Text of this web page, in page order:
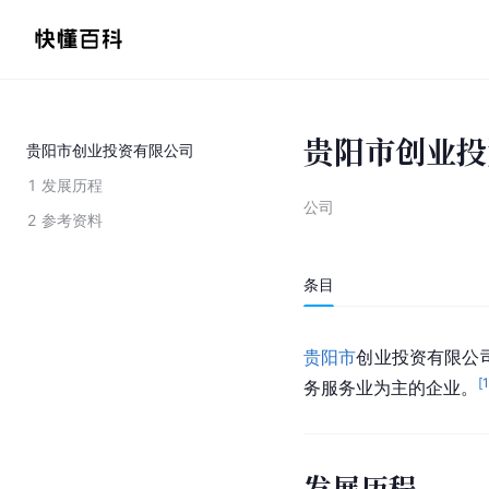
贵阳市创业投资有限公司
1 发展历程
2 参考资料
贵阳市创业
公司
条目
贵阳市创业投资有限公
务服务业为主的企业。
[1